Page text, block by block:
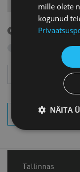
JÄRELVAATAMINE
Tulevased
Kuu
OTSI
Tallinnas
mille olete
kogunud
NÄITA